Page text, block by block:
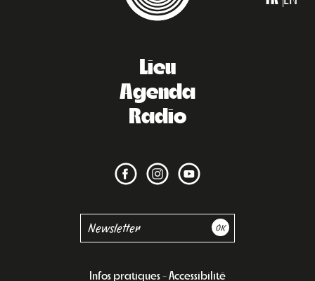
Lieu
Agenda
Radio
Infos pratiques Accessibilité